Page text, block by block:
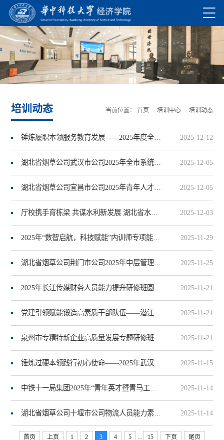
培训动态 当前位置： 首页 - 培训中心- 培训动态
锤炼履职本领服务教育发展——2025年度全省市县教育局办公室主任培训班圆满结业 2025-12-12
湖北省烟草公司武汉市公司2025年全市系统企业管理培训班圆满结业 2025-12-05
湖北省烟草公司宜昌市公司2025年青年人才暨内训师培训班圆满结业 2025-12-05
厅校携手育栋梁 共谋水利新发展 湖北省水利厅处级干部能力提升班在华中科技大学顺利开班 2025-12-03
2025年“数智启航，科技赋能”内训师专项能力提升培训圆满结业 2025-11-29
湖北省烟草公司荆门市公司2025年中层管理干部专题培训圆满结业 2025-11-25
2025年长江传媒财务人员能力提升研修班圆满结业 2025-11-21
党建引领赋能锻造高素质干部队伍——潜江市烟草专卖局2025年干部能力提升培训班在我校结业 2025-11-21
泉州市专精特新企业高质量发展专题研修班（二期）圆满结业 2025-11-21
锤炼过硬本领践行初心使命——2025年武汉市第一商业学校党建专题培训班圆满结业 2025-11-15
中铁十一局集团2025年“青年英才暨青马工程”成都专题教育培训班圆满结业 2025-11-14
湖北省烟草公司十堰市公司物流人员能力素质提升培训圆满结业 2025-11-14
首页 上页 1 2 3 4 5 ... 15 下页 尾页